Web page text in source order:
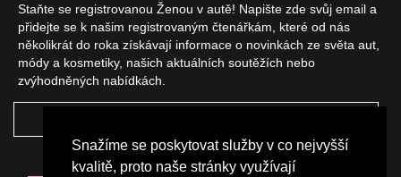
Snažíme se poskytovat služby v co nejvyšší
kvalitě, proto naše stránky využívají
Staňte se registrovanou Ženou v autě! Napište zde svůj email a
přidejte se k našim registrovaným čtenářkám, které od nás
několikrát do roka získávají informace o novinkách ze světa aut,
módy a kosmetiky, našich aktuálních soutěžích nebo
zvýhodněných nabídkách.
NAŠI PARTNEŘI